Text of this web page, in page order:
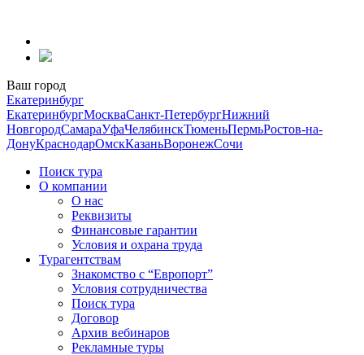
содержанию
Ваш город
Екатеринбург
ЕкатеринбургМоскваСанкт-ПетербургНижний
НовгородСамараУфаЧелябинскТюменьПермьРостов-на-
ДонуКраснодарОмскКазаньВоронежСочи
Поиск тура
О компании
О нас
Реквизиты
Финансовые гарантии
Условия и охрана труда
Турагентствам
Знакомство с “Европорт”
Условия сотрудничества
Поиск тура
Договор
Архив вебинаров
Рекламные туры